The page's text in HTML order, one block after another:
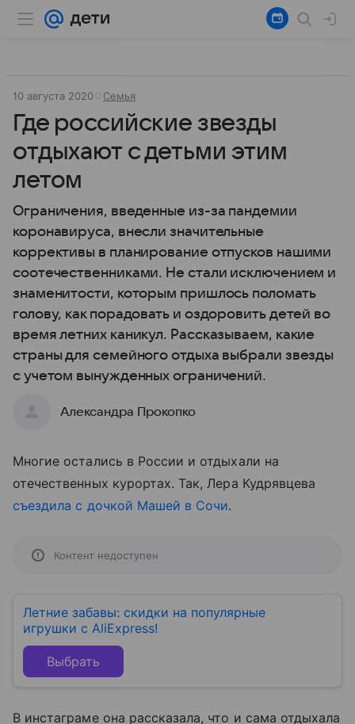
10 августа 2020 Семья
Где российские звезды
отдыхают с детьми этим
летом
Ограничения, введенные из-за пандемии
коронавируса, внесли значительные
коррективы в планирование отпусков нашими
соотечественниками. Не стали исключением и
знаменитости, которым пришлось поломать
голову, как порадовать и оздоровить детей во
время летних каникул. Рассказываем, какие
страны для семейного отдыха выбрали звезды
с учетом вынужденных ограничений.
Александра Прокопко
Многие остались в России и отдыхали на
отечественных курортах. Так, Лера Кудрявцева
съездила с дочкой Машей в Сочи.
Контент недоступен
Летние забавы: скидки на популярные
игрушки с AliExpress!
Выбрать
В инстаграме она рассказала, что и сама отдыхала